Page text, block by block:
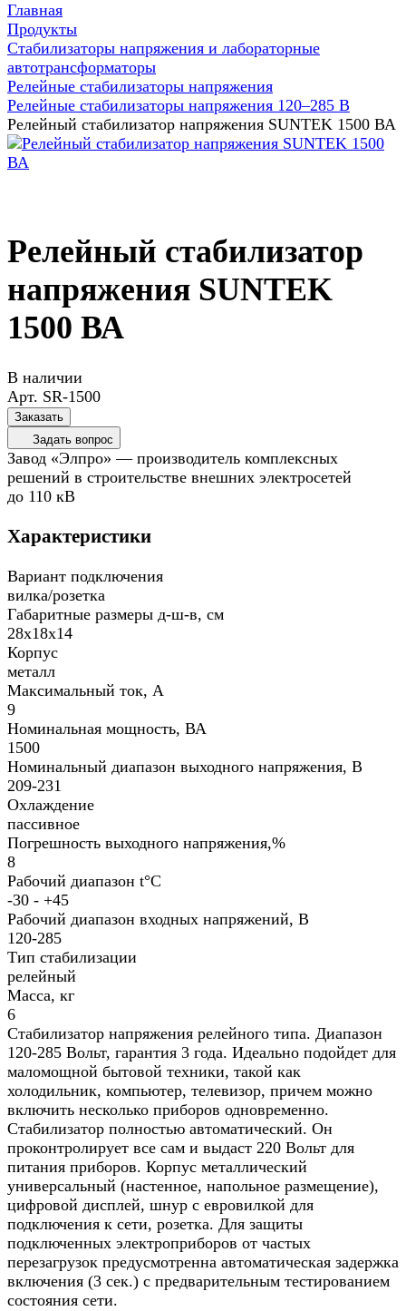
Главная
Продукты
Стабилизаторы напряжения и лабораторные
автотрансформаторы
Релейные стабилизаторы напряжения
Релейные стабилизаторы напряжения 120–285 В
Релейный стабилизатор напряжения SUNTEK 1500 ВА
Релейный стабилизатор
напряжения SUNTEK
1500 ВА
В наличии
Арт. SR-1500
Заказать
Задать вопрос
Завод «Элпро» — производитель комплексных
решений в строительстве внешних электросетей
до 110 кВ
Характеристики
Вариант подключения
вилка/розетка
Габаритные размеры д-ш-в, см
28х18х14
Корпус
металл
Максимальный ток, А
9
Номинальная мощность, ВА
1500
Номинальный диапазон выходного напряжения, В
209-231
Охлаждение
пассивное
Погрешность выходного напряжения,%
8
Рабочий диапазон t°С
-30 - +45
Рабочий диапазон входных напряжений, В
120-285
Тип стабилизации
релейный
Масса, кг
6
Стабилизатор напряжения релейного типа. Диапазон
120-285 Вольт, гарантия 3 года. Идеально подойдет для
маломощной бытовой техники, такой как
холодильник, компьютер, телевизор, причем можно
включить несколько приборов одновременно.
Стабилизатор полностью автоматический. Он
проконтролирует все сам и выдаст 220 Вольт для
питания приборов. Корпус металлический
универсальный (настенное, напольное размещение),
цифровой дисплей, шнур с евровилкой для
подключения к сети, розетка. Для защиты
подключенных электроприборов от частых
перезагрузок предусмотренна автоматическая задержка
включения (3 сек.) с предварительным тестированием
состояния сети.